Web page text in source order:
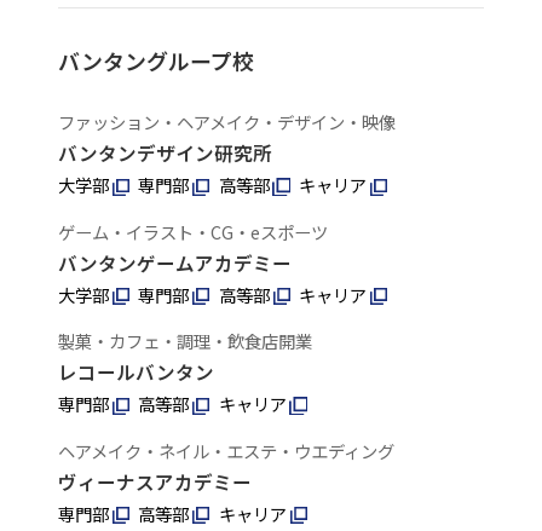
バンタングループ校
ファッション・ヘアメイク・デザイン・映像
バンタンデザイン研究所
大学部 専門部 高等部
キャリア
ゲーム・イラスト・CG・eスポーツ
バンタンゲームアカデミー
大学部 専門部 高等部
キャリア
製菓・カフェ・調理・飲食店開業
レコールバンタン
専門部 高等部
キャリア
ヘアメイク・ネイル・エステ・ウエディング
ヴィーナスアカデミー
専門部 高等部
キャリア